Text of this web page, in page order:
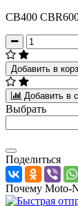
CB400
Добавить в
Добавить в
Выбрать
Поделиться
Почему Moto-